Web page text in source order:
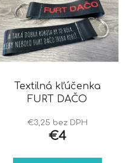
Textilná kľúčenka
FURT DAČO
€3,25 bez DPH
€4